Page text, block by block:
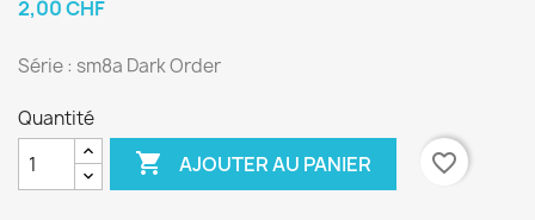
2,00 CHF
Série : sm8a Dark Order
Quantité
 AJOUTER AU PANIER favorite_border